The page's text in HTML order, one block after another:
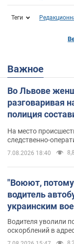
Теги
Важное
Во Львове
разговаривая
полиция
На место
следственно-
7.08.2026 18:40
"Воюют,
водитель
украинским
Водителя уволили
оскорблений в